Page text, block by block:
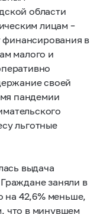
области
лицам –
финансирования в
малого и
своей
пандемии
льготные
выдача
заняли в
на 42,6% меньше,
что в минувшем